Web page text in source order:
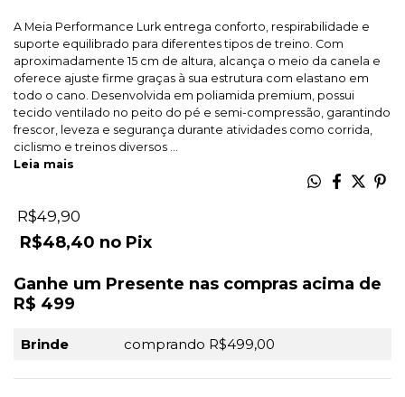
A Meia Performance Lurk entrega conforto, respirabilidade e
suporte equilibrado para diferentes tipos de treino. Com
aproximadamente 15 cm de altura, alcança o meio da canela e
oferece ajuste firme graças à sua estrutura com elastano em
todo o cano. Desenvolvida em poliamida premium, possui
tecido ventilado no peito do pé e semi-compressão, garantindo
frescor, leveza e segurança durante atividades como corrida,
ciclismo e treinos diversos ...
Leia mais
R$49,90
R$48,40 Pix
Ganhe um Presente nas compras acima de
R$ 499
Brinde comprando R$499,00